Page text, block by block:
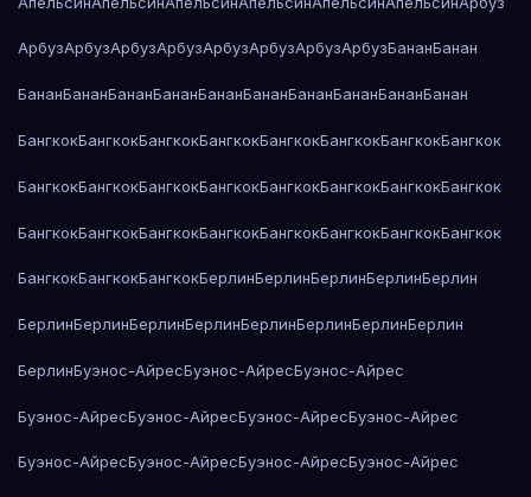
АрбузАрбузАрбузАрбузАрбузАрбузАрбузАрбузБананБанан
БананБананБананБананБананБананБананБананБананБанан
БангкокБангкокБангкокБангкокБангкокБангкокБангкокБангкок
БангкокБангкокБангкокБангкокБангкокБангкокБангкокБангкок
БангкокБангкокБангкокБангкокБангкокБангкокБангкокБангкок
БангкокБангкокБангкокБерлинБерлинБерлинБерлинБерлин
БерлинБерлинБерлинБерлинБерлинБерлинБерлинБерлин
БерлинБуэнос-АйресБуэнос-АйресБуэнос-Айрес
Буэнос-АйресБуэнос-АйресБуэнос-АйресБуэнос-Айрес
Буэнос-АйресБуэнос-АйресБуэнос-АйресБуэнос-Айрес